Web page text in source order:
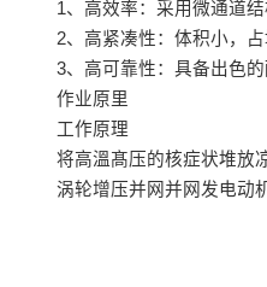
1、高效率：采用微通道
2、高紧凑性：体积小，占
3、高可靠性：具备出色
作业原里
工作原理
将高溫髙压的核症状堆放
涡轮增压并网并网发电动